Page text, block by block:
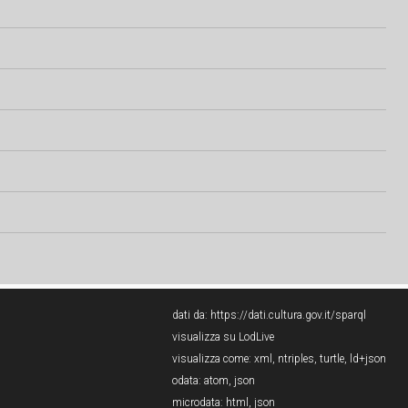
dati da: https://dati.cultura.gov.it/sparql
visualizza su LodLive
visualizza come: xml , ntriples, turtle, ld+json
odata: atom, json
microdata: html , json